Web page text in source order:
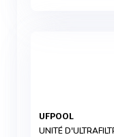
UFPOOL
UNITÉ